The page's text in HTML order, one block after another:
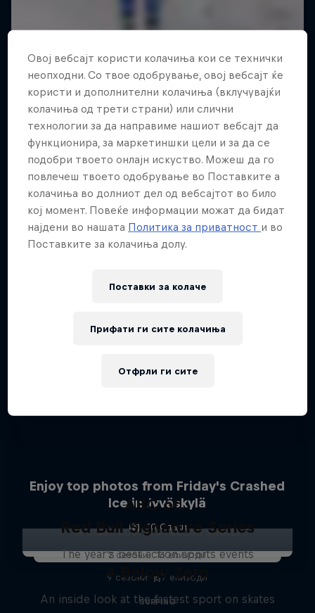
Enjoy top photos from Friday's Crashed
Ice in Jyväskylä
10 Слики
ABC of...
A crash course in action sports
2 сезони · 16 епизоди
F1
Red Bull Signature Series
The year's best action sports events
9 сезони · 67 епизоди
SURFING
4 Below Zero
An inside look at the fastest sport on skates
Овој вебсајт користи колачиња кои се технички
неопходни. Со твое одобрување, овој вебсајт ќе
користи и дополнителни колачиња (вклучувајќи
колачиња од трети страни) или слични
технологии за да направиме нашиот вебсајт да
функционира, за маркетиншки цели и за да се
подобри твоето онлајн искуство. Можеш да го
повлечеш твоето одобрување во Поставките а
колачиња во долниот дел од вебсајтот во било
кој момент. Повеќе информации можат да бидат
најдени во нашата Политика за приватност и во
Поставките за колачиња долу.
Поставки за колачe
Отфрли ги сите
Прифати ги сите колачиња